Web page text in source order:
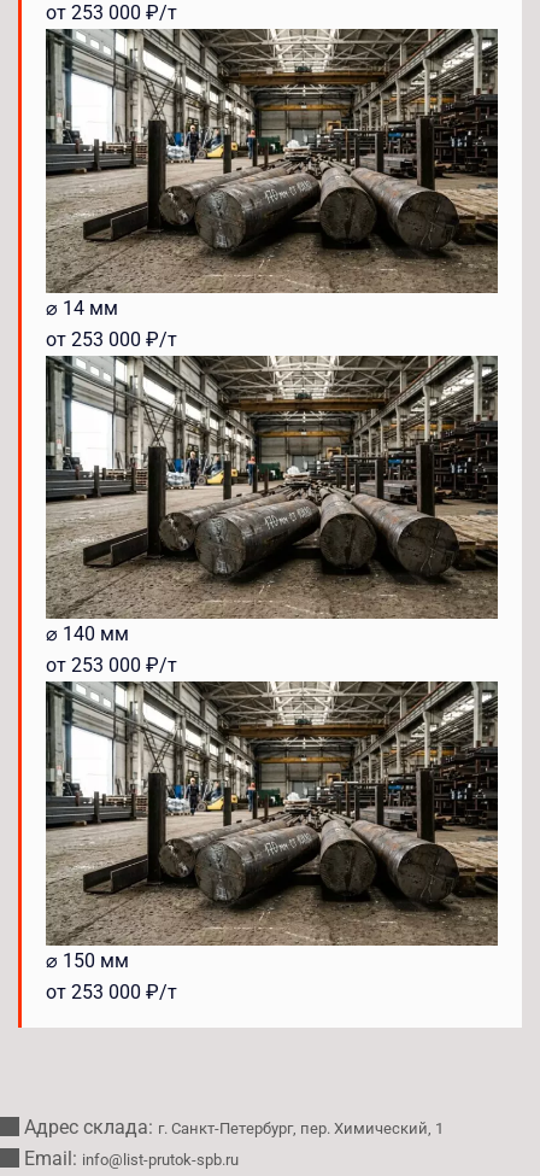
от 253 000 ₽/т
⌀ 14 мм
от 253 000 ₽/т
⌀ 140 мм
от 253 000 ₽/т
⌀ 150 мм
от 253 000 ₽/т
Адрес склада: г. Санкт-Петербург, пер. Химический, 1
Email: info@list-prutok-spb.ru